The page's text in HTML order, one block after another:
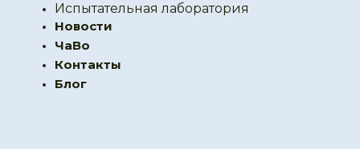
Испытательная лаборатория
Новости
ЧаВо
Контакты
Блог